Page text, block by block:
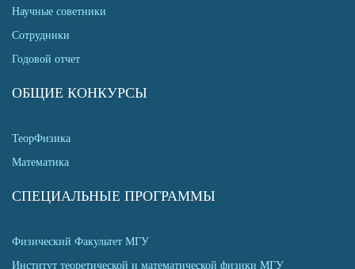
Научные советники
Сотрудники
Годовой отчет
ОБЩИЕ КОНКУРСЫ
ТеорФизика
Математика
СПЕЦИАЛЬНЫЕ ПРОГРАММЫ
Физический Факультет МГУ
Институт теоретической и математической физики МГУ